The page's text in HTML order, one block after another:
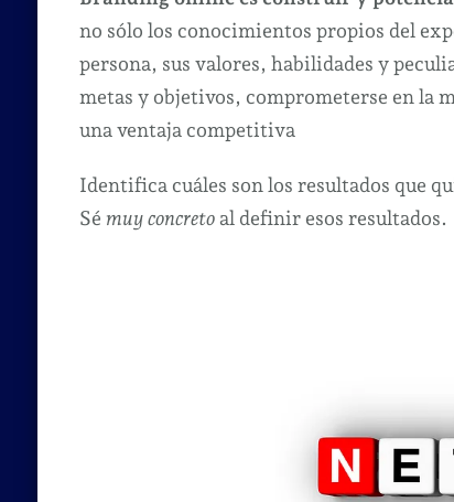
no sólo los conocimientos propios del
persona, sus valores, habilidades y
metas y objetivos, comprometerse en la
una ventaja competitiva
Identifica cuáles son los resultados que
Sé muy concretoal definir esos resultados.